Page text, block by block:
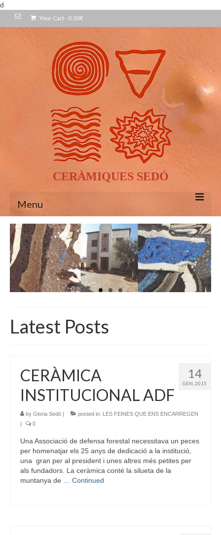
d
Your Cart - 0,00€
CERÀMIQUES SEDÓ
Menu
INICI
QUI SOM
GALERIA D’IMATGES
ACTUALITAT
CONTACTE
Latest Posts
14
GEN. 2015
CERÀMICA
INSTITUCIONAL ADF
by Gloria Sedó | posted in: LES FEINES QUE ENS ENCARREGEN
|
0
Una Associació de defensa forestal necessitava un peces
per homenatjar els 25 anys de dedicació a la institució,
una gran per al president i unes altres més petites per
als fundadors. La ceràmica conté la silueta de la
muntanya de … Continued